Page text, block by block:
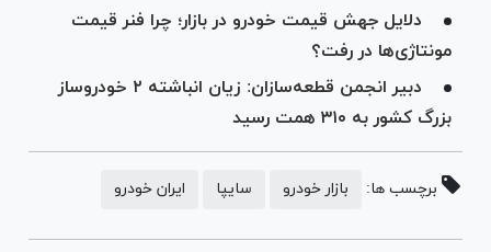
دلایل جهش قیمت خودرو در بازار؛ چرا فنر قیمت
مونتاژی‌ها در رفت؟
دبیر انجمن قطعه‌سازان: زیان انباشته ۲ خودروساز
بزرگ کشور به ۳۱۰ همت رسید
برچسب ها: بازار خودرو سایپا ایران خودرو